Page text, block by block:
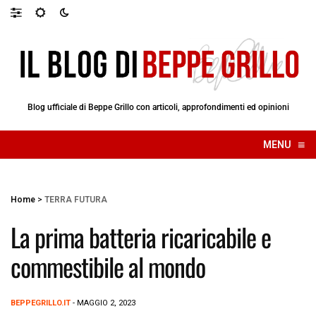
Blog ufficiale di Beppe Grillo con articoli, approfondimenti ed opinioni
MENU ≡
☰
Home > TERRA FUTURA
La prima batteria ricaricabile e
commestibile al mondo
BEPPEGRILLO.IT - MAGGIO 2, 2023